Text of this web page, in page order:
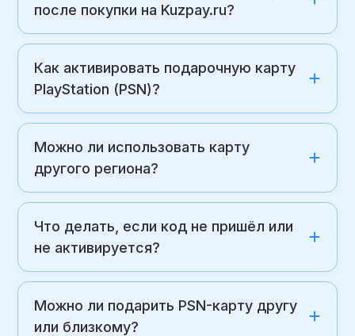
после покупки на Kuzpay.ru?
Как активировать подарочную карту
PlayStation (PSN)?
Можно ли использовать карту
другого региона?
Что делать, если код не пришёл или
не активируется?
Можно ли подарить PSN-карту другу
или близкому?